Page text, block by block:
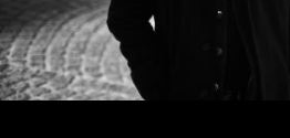
Seven Days Walking